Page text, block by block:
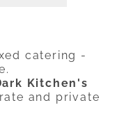
catering -
Kitchen's
and private